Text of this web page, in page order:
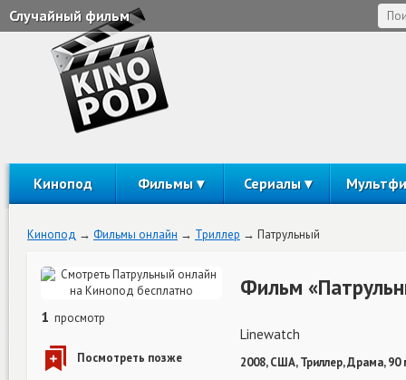
Случайный фильм
Кинопод Фильмы Сериалы
Кинопод Фильмы онлайн Триллер Патрульный
1 просмотр
Фильм
Linewatch
2008, США, Триллер, Драма, 90